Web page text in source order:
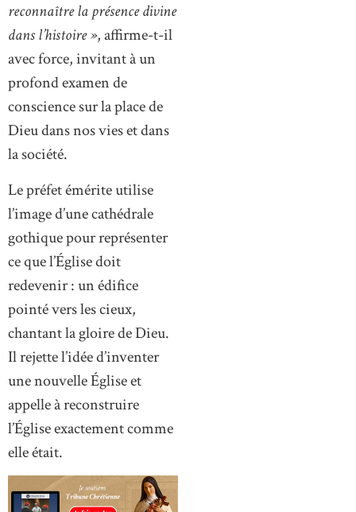
reconnaître la présence divine
dans l’histoire », affirme-t-il
avec force, invitant à un
profond examen de
conscience sur la place de
Dieu dans nos vies et dans
la société.
Le préfet émérite utilise
l’image d’une cathédrale
gothique pour représenter
ce que l’Église doit
redevenir : un édifice
pointé vers les cieux,
chantant la gloire de Dieu.
Il rejette l’idée d’inventer
une nouvelle Église et
appelle à reconstruire
l’Église exactement comme
elle était.